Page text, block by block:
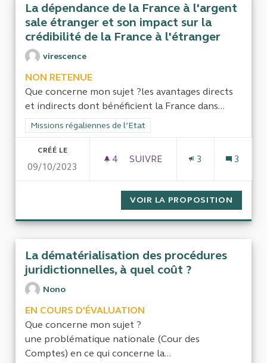
La dépendance de la France à l'argent
sale étranger et son impact sur la
crédibilité de la France à l'étranger
virescence
NON RETENUE
Que concerne mon sujet ?les avantages directs
et indirects dont bénéficient la France dans...
Filtrer les résultats de la catégorie : Missions régaliennes de
Missions régaliennes de l’Etat
CRÉÉ LE
09/10/2023
4 4 ABONNÉS
SUIVRE
3 3
VOIR LA PROPOSITION
La dématérialisation des procédures
juridictionnelles, à quel coût ?
Nono
EN COURS D'ÉVALUATION
Que concerne mon sujet ?
une problématique nationale (Cour des
Comptes) en ce qui concerne la...